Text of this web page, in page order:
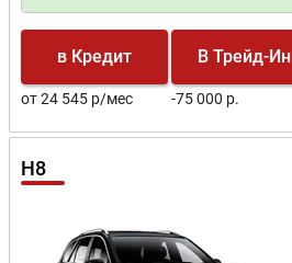
в Кредит
от 24 545 р/мес
В Трейд-Ин
-75 000 р.
H8